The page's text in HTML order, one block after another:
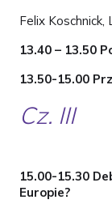
Felix
13.40 – 13.50
13.50-15.00
Cz. III
15.00-15.30
Europie?